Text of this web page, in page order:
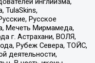
TulaSkins,
Русское
Мечеть Мирмамеда,
г. Астрахани, ВОЛЯ,
Рубеж Севера, ТОЙС,
деятельности,